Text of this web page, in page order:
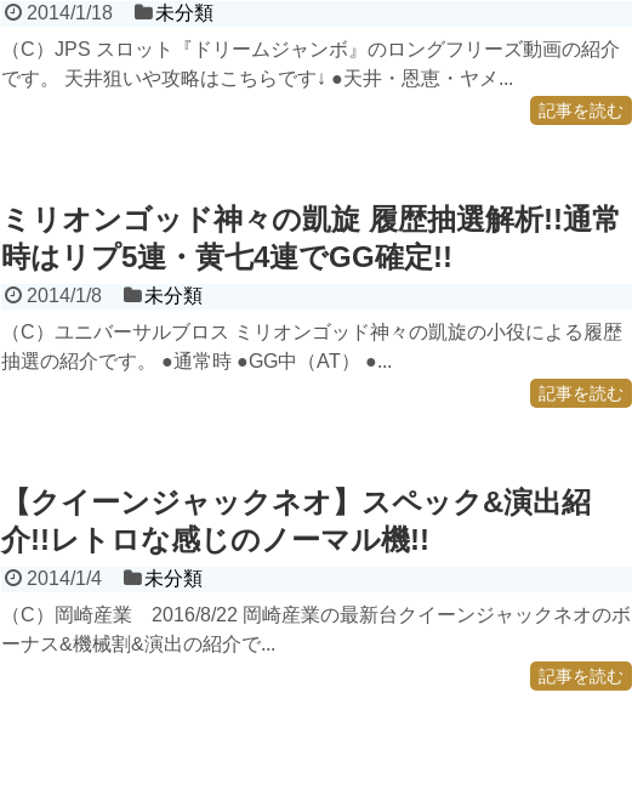
2014/1/18
未分類
（C）JPS スロット『ドリームジャンボ』のロングフリーズ動画の紹介
です。 天井狙いや攻略はこちらです↓ ●天井・恩恵・ヤメ...
記事を読む
ミリオンゴッド神々の凱旋 履歴抽選解析!!通常
時はリプ5連・黄七4連でGG確定!!
2014/1/8
未分類
（C）ユニバーサルブロス ミリオンゴッド神々の凱旋の小役による履歴
抽選の紹介です。 ●通常時 ●GG中（AT） ●...
記事を読む
【クイーンジャックネオ】スペック&演出紹
介!!レトロな感じのノーマル機!!
2014/1/4
未分類
（C）岡崎産業 2016/8/22 岡崎産業の最新台クイーンジャックネオのボ
ーナス&機械割&演出の紹介で...
記事を読む